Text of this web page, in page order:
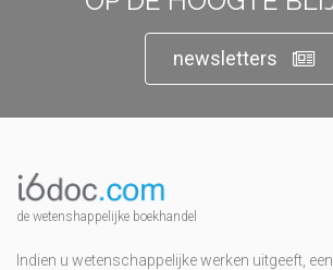
newsletters
de wetenshappelijke boekhandel
Indien u wetenschappelijke werken uitgeeft, een